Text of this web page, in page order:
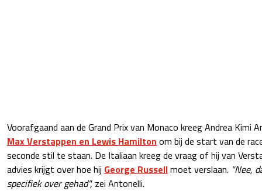
Voorafgaand aan de Grand Prix van Monaco kreeg Andrea Kimi
Max Verstappen en Lewis Hamilton om bij de start van de
seconde stil te staan. De Italiaan kreeg de vraag of hij van
advies krijgt over hoe hij George Russellmoet verslaan. "Nee,
specifiek over gehad", zei Antonelli.